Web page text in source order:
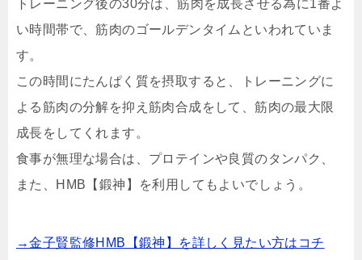
トレーニング後の30分は、筋肉を成長させる為に1番よ
い時間帯で、筋肉のゴールデンタイムといわれていま
す。
この時間にたんぱく質を摂取すると、トレーニングに
よる筋肉の分解を抑え筋肉合成をして、筋肉の最大限
成長をしてくれます。
食事が無理な場合は、プロテインや良質のタンパク、
また、HMB【鍛神】を利用してもよいでしょう。
→金子賢監修HMB【鍛神】を詳しく見たい方はコチ